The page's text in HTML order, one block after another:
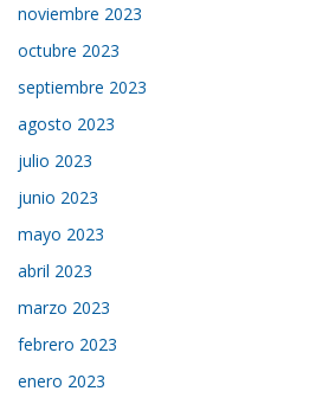
noviembre 2023
octubre 2023
septiembre 2023
agosto 2023
julio 2023
junio 2023
mayo 2023
abril 2023
marzo 2023
febrero 2023
enero 2023